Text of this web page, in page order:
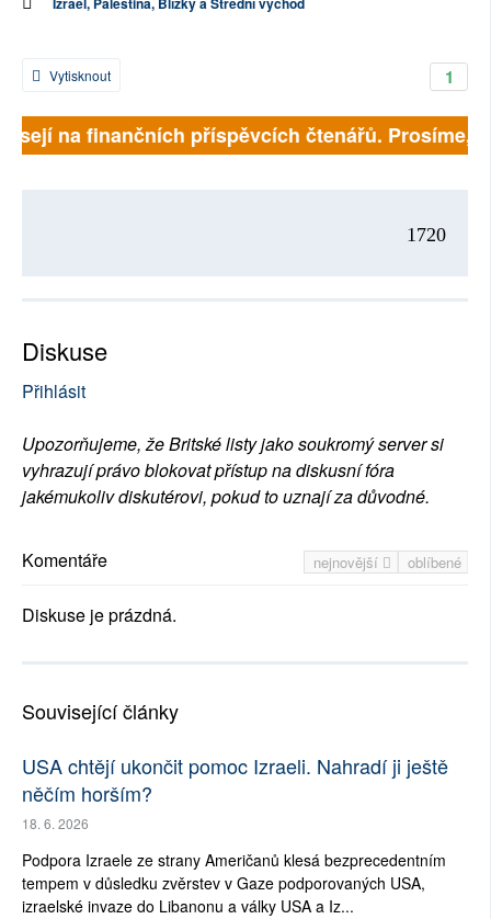
1
Vytisknout
na finančních příspěvcích čtenářů. Prosíme,
1720
Diskuse
Přihlásit
Upozorňujeme, že Britské listy jako soukromý server si
vyhrazují právo blokovat přístup na diskusní fóra
jakémukoliv diskutérovi, pokud to uznají za důvodné.
nejnovější oblíbené
Komentáře
Diskuse je prázdná.
Související články
USA chtějí ukončit pomoc Izraeli. Nahradí ji ještě
něčím horším?
18. 6. 2026
Podpora Izraele ze strany Američanů klesá bezprecedentním
tempem v důsledku zvěrstev v Gaze podporovaných USA,
izraelské invaze do Libanonu a války USA a Iz...